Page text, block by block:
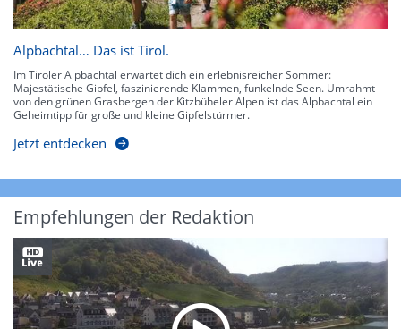
Alpbachtal… Das ist Tirol.
Im Tiroler Alpbachtal erwartet dich ein erlebnisreicher Sommer:
Majestätische Gipfel, faszinierende Klammen, funkelnde Seen. Umrahmt
von den grünen Grasbergen der Kitzbüheler Alpen ist das Alpbachtal ein
Geheimtipp für große und kleine Gipfelstürmer.
Jetzt entdecken
Empfehlungen der Redaktion